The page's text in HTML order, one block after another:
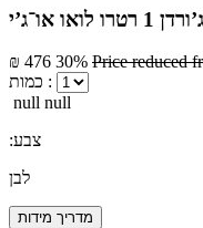
או־ג’י
₪ 476 30% Price reduced
כמות :
null null
:צבע
לבן
מדריך מידות